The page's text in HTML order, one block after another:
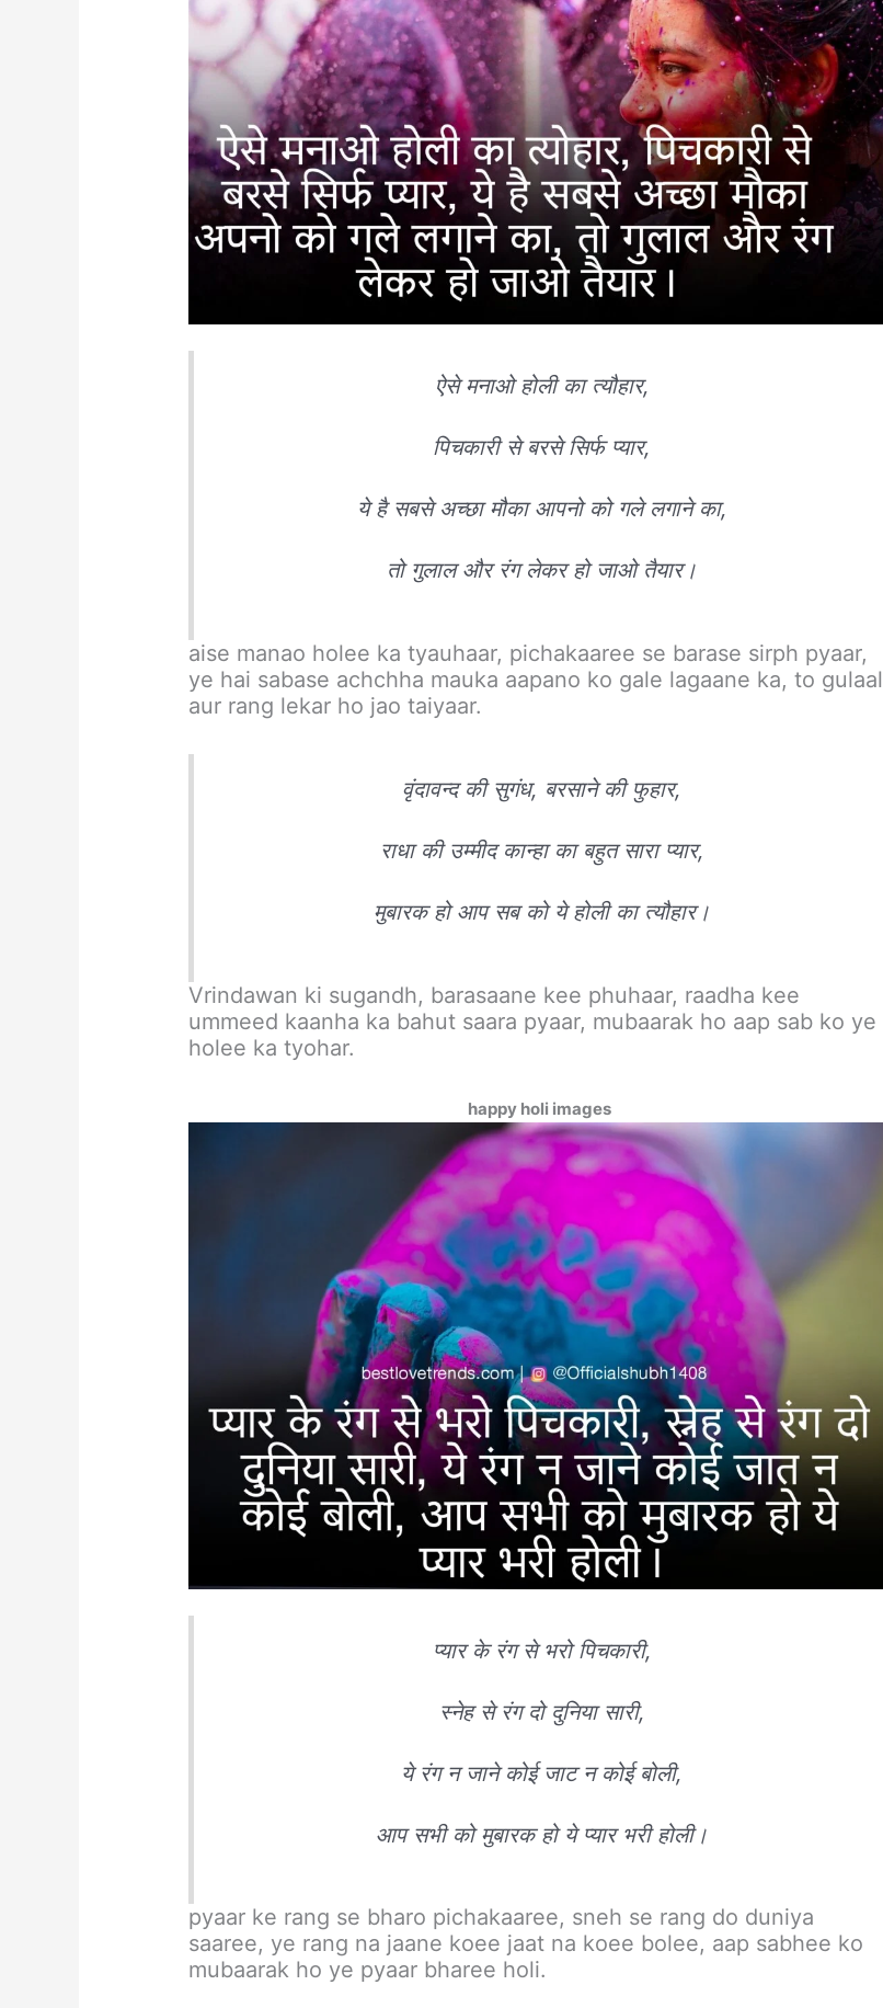
ऐसे मनाओ होली का त्यौहार,
पिचकारी से बरसे सिर्फ प्यार,
ये है सबसे अच्छा मौका आपनो को गले लगाने का,
तो गुलाल और रंग लेकर हो जाओ तैयार।
aise manao holee ka tyauhaar, pichakaaree se barase sirph pyaar,
ye hai sabase achchha mauka aapano ko gale lagaane ka, to gulaal
aur rang lekar ho jao taiyaar.
वृंदावन्द की सुगंध, बरसाने की फुहार,
राधा की उम्मीद कान्हा का बहुत सारा प्यार,
मुबारक हो आप सब को ये होली का त्यौहार।
Vrindawan ki sugandh, barasaane kee phuhaar, raadha kee
ummeed kaanha ka bahut saara pyaar, mubaarak ho aap sab ko ye
holee ka tyohar.
happy holi images
प्यार के रंग से भरो पिचकारी,
स्नेह से रंग दो दुनिया सारी,
ये रंग न जाने कोई जाट न कोई बोली,
आप सभी को मुबारक हो ये प्यार भरी होली।
pyaar ke rang se bharo pichakaaree, sneh se rang do duniya
saaree, ye rang na jaane koee jaat na koee bolee, aap sabhee ko
mubaarak ho ye pyaar bharee holi.